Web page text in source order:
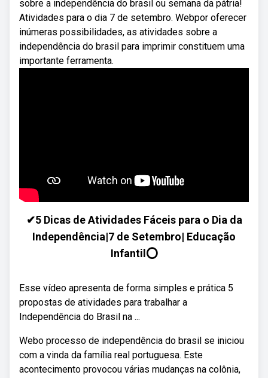
sobre a independência do brasil ou semana da pátria!
Atividades para o dia 7 de setembro. Webpor oferecer
inúmeras possibilidades, as atividades sobre a
independência do brasil para imprimir constituem uma
importante ferramenta.
✔5 Dicas de Atividades Fáceis para o Dia da
Independência|7 de Setembro| Educação
Infantil⭕
Esse vídeo apresenta de forma simples e prática 5
propostas de atividades para trabalhar a
Independência do Brasil na ...
Webo processo de independência do brasil se iniciou
com a vinda da família real portuguesa. Este
acontecimento provocou várias mudanças na colônia,